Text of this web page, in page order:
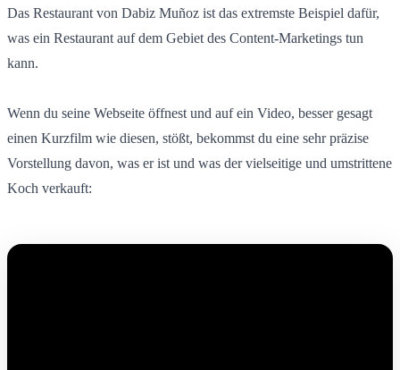
Das Restaurant von Dabiz Muñoz ist das extremste Beispiel dafür,
was ein Restaurant auf dem Gebiet des Content-Marketings tun
kann.
Wenn du seine Webseite öffnest und auf ein Video, besser gesagt
einen Kurzfilm wie diesen, stößt, bekommst du eine sehr präzise
Vorstellung davon, was er ist und was der vielseitige und umstrittene
Koch verkauft: